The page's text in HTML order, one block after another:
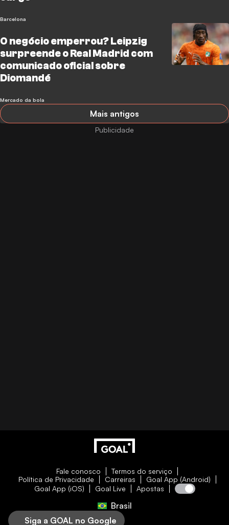
Barcelona
O negócio emperrou? Leipzig
surpreende o Real Madrid com
comunicado oficial sobre
Diomandé
Mercado da bola
Mais antigos
Fale conosco
Termos do serviço
Política de Privacidade
Carreiras
Goal App (Android)
Goal App (iOS)
Goal Live Apostas
Brasil
Siga a GOAL no Google